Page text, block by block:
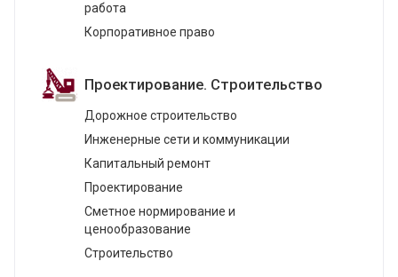
работа
Корпоративное право
Проектирование. Строительство
Дорожное строительство
Инженерные сети и коммуникации
Капитальный ремонт
Проектирование
Сметное нормирование и
ценообразование
Строительство